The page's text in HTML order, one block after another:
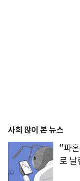
사회 많이 본 뉴스
"파
로 날